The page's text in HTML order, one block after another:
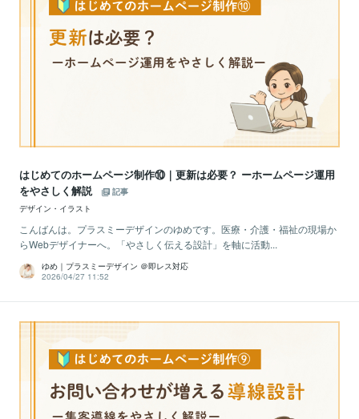
はじめてのホームページ制作⑩｜更新は必要？ ーホームページ運用
をやさしく解説
記事
デザイン・イラスト
こんばんは。プラスミーデザインのゆめです。医療・介護・福祉の現場か
らWebデザイナーへ。「やさしく伝える設計」を軸に活動...
ゆめ｜プラスミーデザイン ＠即レス対応
2026/04/27 11:52